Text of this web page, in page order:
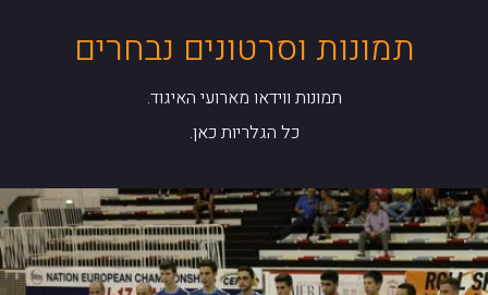
תמונות וסרטונים נבחרים
תמונות ווידאו מארועי האיגוד.
כל הגלריות כאן.